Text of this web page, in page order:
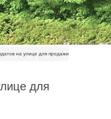
на улице для продажи
для